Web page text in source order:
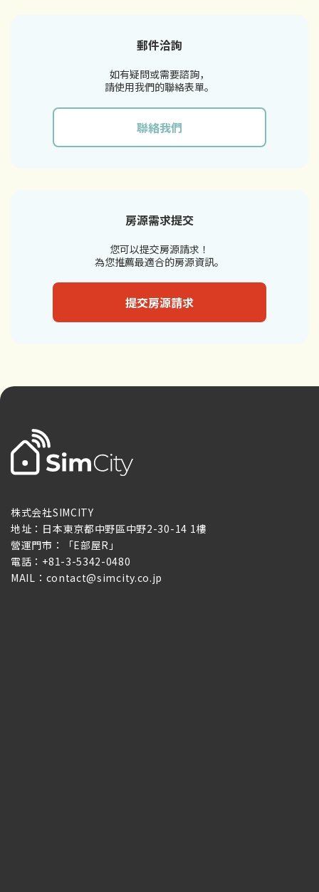
郵件洽詢
如有疑問或需要諮詢，
請使用我們的聯絡表單。
聯絡我們
房源需求提交
您可以提交房源請求！
為您推薦最適合的房源資訊。
提交房源請求
株式会社SIMCITY
地址：日本東京都中野區中野2-30-14 1樓
營運門市：「E部屋R」
電話：+81-3-5342-0480
MAIL：contact@simcity.co.jp